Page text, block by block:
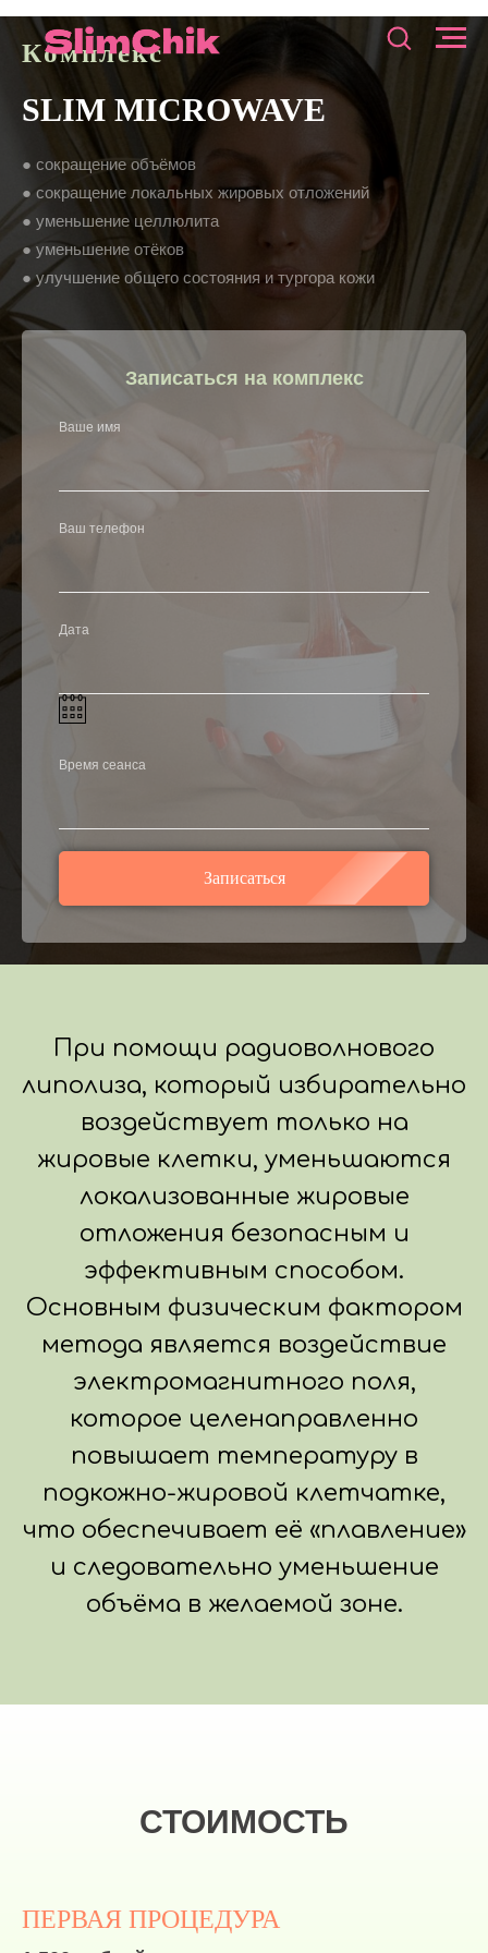
Комплекс
SLIM MICROWAVE
● сокращение объёмов
● сокращение локальных жировых отложений
● уменьшение целлюлита
● уменьшение отёков
● улучшение общего состояния и тургора кожи
Записаться на комплекс
Ваше имя
Ваш телефон
Дата
Время сеанса
Записаться
При помощи радиоволнового
липолиза, который избирательно
воздействует только на
жировые клетки, уменьшаются
локализованные жировые
отложения безопасным и
эффективным способом.
Основным физическим фактором
метода является воздействие
электромагнитного поля,
которое целенаправленно
повышает температуру в
подкожно-жировой клетчатке,
что обеспечивает её «плавление»
и следовательно уменьшение
объёма в желаемой зоне.
СТОИМОСТЬ
ПЕРВАЯ ПРОЦЕДУРА